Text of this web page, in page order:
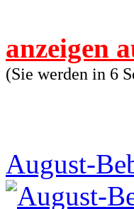
anzeigen
(Sie werden in 6
August-